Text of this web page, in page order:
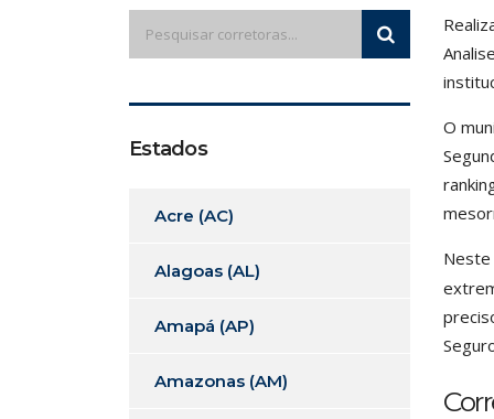
O
Estados
Acre (AC)
Alagoas (AL)
Amapá (AP)
Amazonas (AM)